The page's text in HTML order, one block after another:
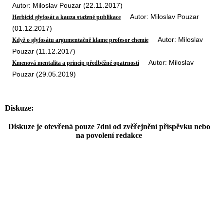
Autor: Miloslav Pouzar (22.11.2017)
Herbicid glyfosát a kauza stažené publikace Autor: Miloslav Pouzar
(01.12.2017)
Když o glyfosátu argumentačně klame profesor chemie Autor: Miloslav
Pouzar (11.12.2017)
Kmenová mentalita a princip předběžné opatrnosti Autor: Miloslav
Pouzar (29.05.2019)
Diskuze:
Diskuze je otevřená pouze 7dní od zvěřejnění příspěvku nebo
na povolení redakce